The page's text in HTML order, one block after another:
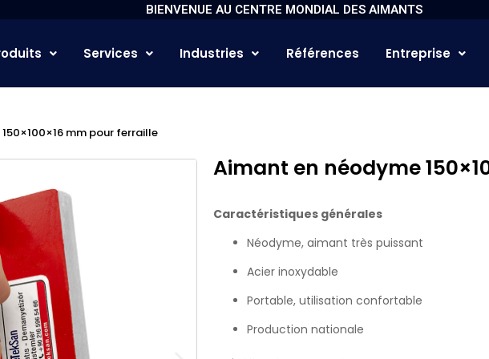
BIENVENUE AU CENTRE MONDIAL DES AIMANTS
Services Industries Références Entreprise
mm pour ferraille
Aimant en néodyme
Caractéristiques générales
Néodyme, aimant très puissant
Acier inoxydable
Portable, utilisation confortable
Production nationale